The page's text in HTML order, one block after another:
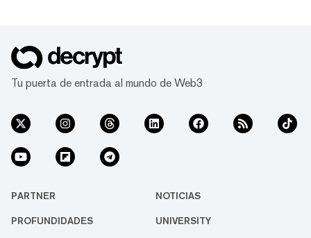
Tu puerta de entrada al mundo de Web3
PARTNER NOTICIAS
PROFUNDIDADES UNIVERSITY